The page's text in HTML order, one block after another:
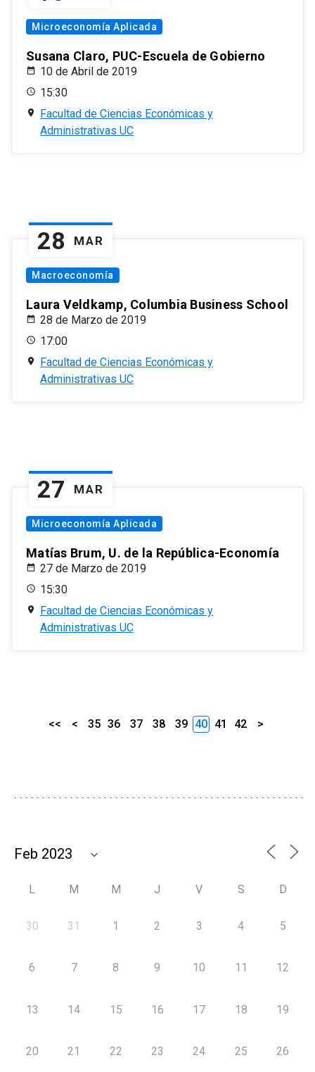
Microeconomía Aplicada
Susana Claro, PUC-Escuela de Gobierno
10 de Abril de 2019
15:30
Facultad de Ciencias Económicas y
Administrativas UC
28 MAR
Macroeconomía
Laura Veldkamp, Columbia Business School
28 de Marzo de 2019
17:00
Facultad de Ciencias Económicas y
Administrativas UC
27 MAR
Microeconomía Aplicada
Matías Brum, U. de la República-Economía
27 de Marzo de 2019
15:30
Facultad de Ciencias Económicas y
Administrativas UC
<< < 35 36 37 38 39 40 41 42 >
L M M J V S D
30 31 1 2 3 4 5
6 7 8 9 10 11 12
13 14 15 16 17 18 19
20 21 22 23 24 25 26